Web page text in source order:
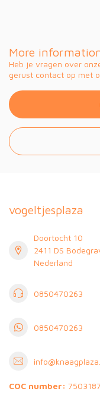
More
Heb je vragen over
gerust contact op met
vogeltjesplaza
Doortocht 10
2411 DS
Nederland
0850470263
0850470263
COC number: